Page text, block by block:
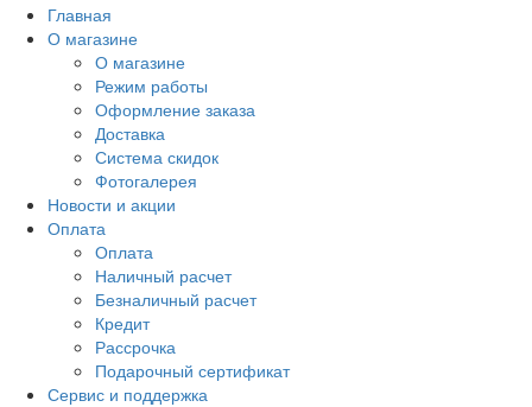
Главная
О магазине
О магазине
Режим работы
Оформление заказа
Доставка
Система скидок
Фотогалерея
Новости и акции
Оплата
Оплата
Наличный расчет
Безналичный расчет
Кредит
Рассрочка
Подарочный сертификат
Сервис и поддержка